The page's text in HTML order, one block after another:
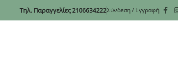
Τηλ. Παραγγελίες2106634222Σύνδεση / Εγγραφή